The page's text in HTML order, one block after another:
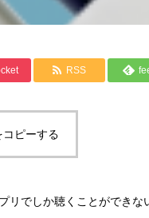
RSS
ピーする
リでしか聴くことができな